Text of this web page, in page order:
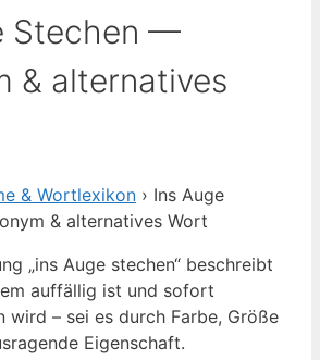
Stechen —
& alternatives
& Wortlexikon › Ins Auge
& alternatives Wort
„ins Auge stechen“ beschreibt
auffällig ist und sofort
wird – sei es durch Farbe, Größe
Eigenschaft.